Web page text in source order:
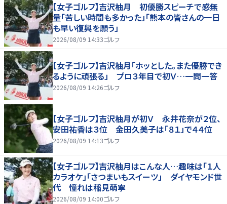
【女子ゴルフ】吉沢柚月 初優勝スピーチで感無
量「苦しい時間も多かった」「熊本の皆さんの一日
も早い復興を願う」
2026/08/09 14:33ゴルフ
【女子ゴルフ】吉沢柚月「ホッとした。また優勝でき
るように頑張る」 プロ３年目で初Ｖ…一問一答
2026/08/09 14:26ゴルフ
【女子ゴルフ】吉沢柚月が初Ｖ 永井花奈が２位、
安田祐香は３位 金田久美子は「８１」で４４位
2026/08/09 14:13ゴルフ
【女子ゴルフ】吉沢柚月はこんな人…趣味は「１人
カラオケ」「さつまいもスイーツ」 ダイヤモンド世
代 憧れは稲見萌寧
2026/08/09 14:00ゴルフ